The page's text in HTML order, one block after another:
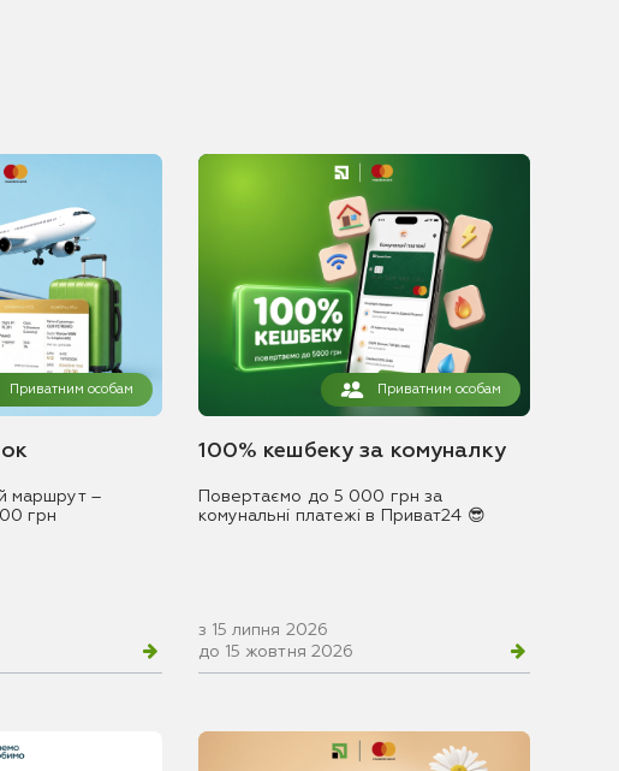
Приватним особам
маршрут –
грн
Приватним особам
100% кешбеку за комуналку
Повертаємо до 5 000 грн за
комунальні платежі в Приват24 😎
з 15 липня 2026
до 15 жовтня 2026